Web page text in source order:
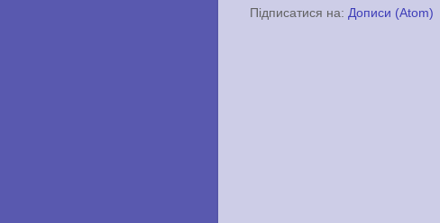
Підписатися на: Дописи (Atom)